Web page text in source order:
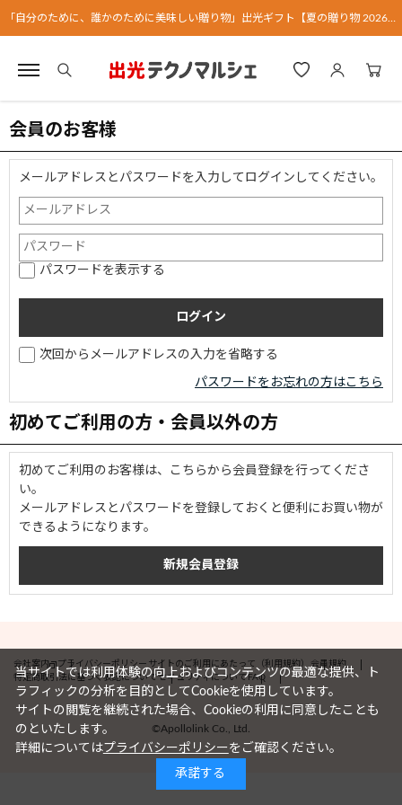
会員のお客様
メールアドレスとパスワードを入力してログインしてください。
パスワードを表示する
次回からメールアドレスの入力を省略する
パスワードをお忘れの方はこちら
初めてご利用の方・会員以外の方
初めてご利用のお客様は、こちらから会員登録を行ってくださ
い。
メールアドレスとパスワードを登録しておくと便利にお買い物が
できるようになります。
会社案内 プライバシーポリシー サイトのご利用にあたって（利用規約） 会員規約
特定商取引法に基づく表記についてセキュリティについてFAQ
©Apollolink Co., Ltd.
当サイトでは利用体験の向上およびコンテンツの最適な提供、ト
ラフィックの分析を目的としてCookieを使用しています。
サイトの閲覧を継続された場合、Cookieの利用に同意したことも
のといたします。
詳細についてはプライバシーポリシーをご確認ください。
承諾する